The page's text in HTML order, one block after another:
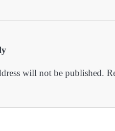
will not be published.